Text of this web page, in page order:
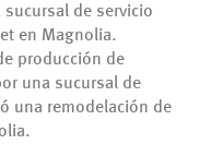
de servicio
en Magnolia.
producción de
una sucursal de
una remodelación de